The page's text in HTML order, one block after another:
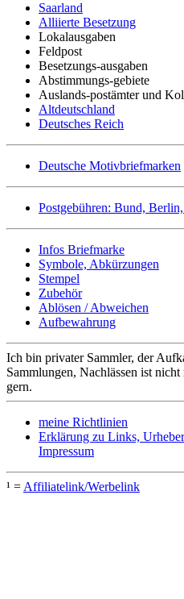
Saarland
Alliierte Besetzung
Lokalausgaben
Feldpost
Besetzungs-ausgaben
Abstimmungs-gebiete
Auslands-postämter und
Altdeutschland
Deutsches Reich
Deutsche Motivbriefmarken
Postgebühren: Bund,
Infos Briefmarke
Symbole, Abkürzungen
Stempel
Zubehör
Ablösen / Abweichen
Aufbewahrung
Ich bin privater Sammler, der
Sammlungen, Nachlässen ist
gern.
meine Richtlinien
Erklärung zu Links,
Impressum
¹ = Affiliatelink/Werbelink